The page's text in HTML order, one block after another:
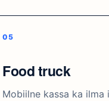
Food truck
Mobiilne kassa ka